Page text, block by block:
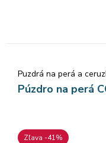
Puzdrá na perá a
Púzdro na perá
Zľava -41%